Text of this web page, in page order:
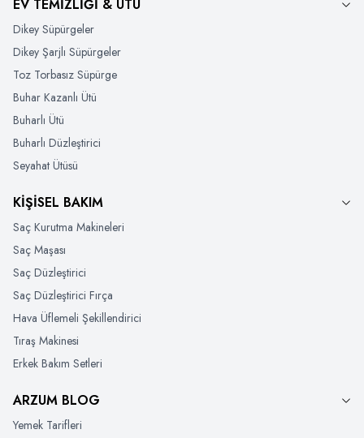
EV TEMİZLİĞİ & ÜTÜ
Dikey Süpürgeler
Dikey Şarjlı Süpürgeler
Toz Torbasız Süpürge
Buhar Kazanlı Ütü
Buharlı Ütü
Buharlı Düzleştirici
Seyahat Ütüsü
KİŞİSEL BAKIM
Saç Kurutma Makineleri
Saç Maşası
Saç Düzleştirici
Saç Düzleştirici Fırça
Hava Üflemeli Şekillendirici
Tıraş Makinesi
Erkek Bakım Setleri
ARZUM BLOG
Yemek Tarifleri